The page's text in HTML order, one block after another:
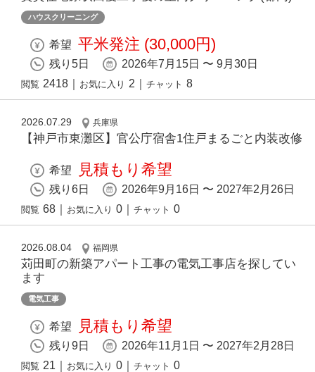
ハウスクリーニング
希望 平米発注 (30,000円)
残り5日 2026年7月15日 〜 9月30日
閲覧 2418 お気に入り 2 チャット 8
2026.07.29 兵庫県
【神戸市東灘区】官公庁宿舎1住戸まるごと内装改修
希望 見積もり希望
残り6日 2026年9月16日 〜 2027年2月26日
閲覧 68 お気に入り 0 チャット 0
2026.08.04 福岡県
苅田町の新築アパート工事の電気工事店を探してい
ます
電気工事
希望 見積もり希望
残り9日 2026年11月1日 〜 2027年2月28日
閲覧 21 お気に入り 0 チャット 0